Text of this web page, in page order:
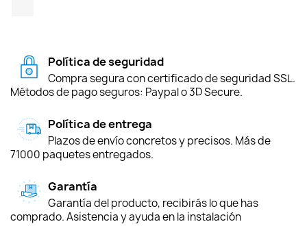
Política de seguridad
Compra segura con certificado de seguridad SSL.
Métodos de pago seguros: Paypal o 3D Secure.
Política de entrega
Plazos de envío concretos y precisos. Más de
71000 paquetes entregados.
Garantía
Garantía del producto, recibirás lo que has
comprado. Asistencia y ayuda en la instalación